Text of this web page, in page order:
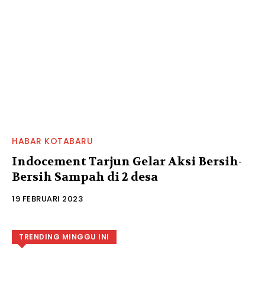
HABAR KOTABARU
Indocement Tarjun Gelar Aksi Bersih-
Bersih Sampah di 2 desa
19 FEBRUARI 2023
TRENDING MINGGU INI